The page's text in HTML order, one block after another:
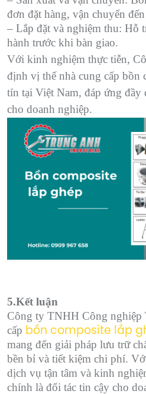
đơn đặt hàng, vận chuyển
– Lắp đặt và nghiệm thu: Hỗ
hành trước khi bàn giao.
Với kinh nghiệm thực tiễn,
định vị thế nhà cung cấp bồn
tín tại Việt Nam, đáp ứng đầy
cho doanh nghiệp.
5.Kết luận
Công ty TNHH Công nghiệp
cấp bồn composite lắp
mang đến giải pháp lưu trữ
bền bỉ và tiết kiệm chi phí.
dịch vụ tận tâm và kinh
chính là đối tác tin cậy cho